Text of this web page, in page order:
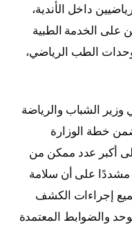
داخل الأندية،
على الخدمة الطبية
وحدات الطب الرياضي،
الشباب والرياضة
خطة الوزارة
أكبر عدد ممكن من
مشددًا على أن سلامة
إجراءات الكشف
والضوابط المعتمدة